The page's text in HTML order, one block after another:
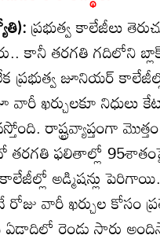
ప్రభుత్వ కాలేజీలు
కానీ తరగతి గదిలోని
జూనియర్‌
వారీ ఖర్చులకూ
రాష్ట్రవ్యాప్తంగా
ఫలితాల్లో
కాలేజీల్లో అడ్మిషన్లు
వారీ ఖర్చుల కోసం
ఏడాదిలో రెండు సార్లు